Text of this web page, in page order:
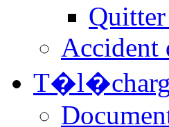
Accident